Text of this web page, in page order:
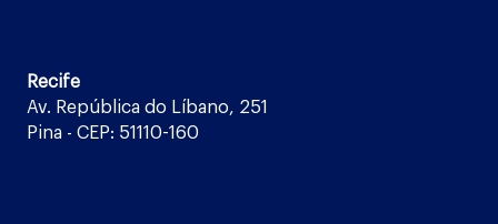
Recife
Av. República do Líbano, 251
Pina - CEP: 51110-160